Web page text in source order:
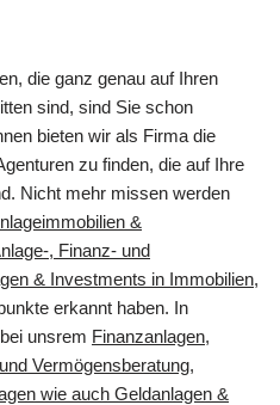
die ganz genau auf Ihren
sind, sind Sie schon
bieten wir als Firma die
zu finden, die auf Ihre
Nicht mehr missen werden
&
, Finanz- und
& Investments in Immobilien,
erkannt haben. In
unsrem Finanzanlagen,
Vermögensberatung,
wie auch Geldanlagen &